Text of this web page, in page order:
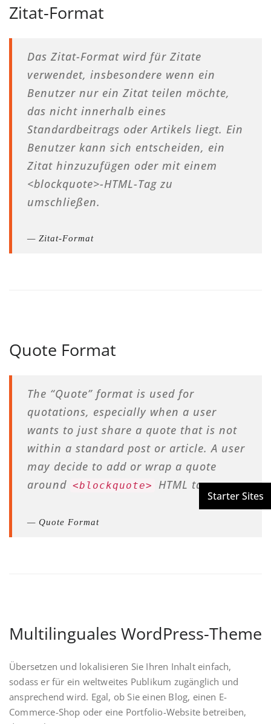
Zitat-Format
Das Zitat-Format wird für Zitate
verwendet, insbesondere wenn ein
Benutzer nur ein Zitat teilen möchte,
das nicht innerhalb eines
Standardbeitrags oder Artikels liegt. Ein
Benutzer kann sich entscheiden, ein
Zitat hinzuzufügen oder mit einem
<blockquote>-HTML-Tag zu
umschließen.
Zitat-Format
Quote Format
The “Quote” format is used for
quotations, especially when a user
wants to just share a quote that is not
within a standard post or article. A user
may decide to add or wrap a quote
around <blockquote> HTML tag.
Quote Format
Multilinguales WordPress-Theme
Übersetzen und lokalisieren Sie Ihren Inhalt einfach,
sodass er für ein weltweites Publikum zugänglich und
ansprechend wird. Egal, ob Sie einen Blog, einen E-
Commerce-Shop oder eine Portfolio-Website betreiben,